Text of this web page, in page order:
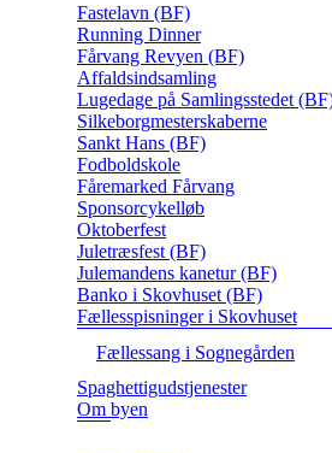
Fastelavn (BF)
Running Dinner
Fårvang Revyen (BF)
Affaldsindsamling
Lugedage på Samlingsstedet
Silkeborgmesterskaberne
Sankt Hans (BF)
Fodboldskole
Fåremarked Fårvang
Sponsorcykelløb
Oktoberfest
Juletræsfest (BF)
Julemandens kanetur (BF)
Banko i Skovhuset (BF)
Fællesspisninger i Skovhuset
Fællessang i Sognegården
Spaghettigudstjenester
Om byen